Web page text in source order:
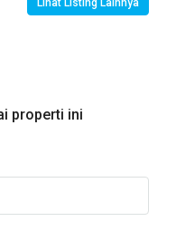
Lihat Listing Lainnya
properti ini